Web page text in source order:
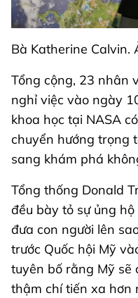
Bà Katherine Calvin.
Tổng cộng, 23 nhân
nghỉ việc vào ngày
khoa học tại NASA
chuyển hướng trọng
sang khám phá
Tổng thống Donald
đều bày tỏ sự ủng
đưa con người lên
trước Quốc hội Mỹ
tuyên bố rằng Mỹ sẽ
thậm chí tiến xa hơn